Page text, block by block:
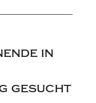
in
gesucht